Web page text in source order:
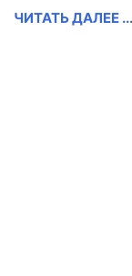
ЧИТАТЬ ДАЛЕЕ ...